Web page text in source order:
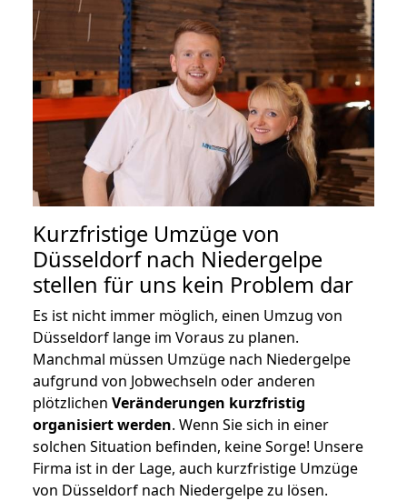
Kurzfristige Umzüge von
Düsseldorf nach Niedergelpe
stellen für uns kein Problem dar
Es ist nicht immer möglich, einen Umzug von
Düsseldorf lange im Voraus zu planen.
Manchmal müssen Umzüge nach Niedergelpe
aufgrund von Jobwechseln oder anderen
plötzlichen Veränderungen kurzfristig
organisiert werden. Wenn Sie sich in einer
solchen Situation befinden, keine Sorge! Unsere
Firma ist in der Lage, auch kurzfristige Umzüge
von Düsseldorf nach Niedergelpe zu lösen.